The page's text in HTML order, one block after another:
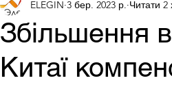
Збільшення
Китаї
ELEGIN 3 бер. 2023 р. Читати 2